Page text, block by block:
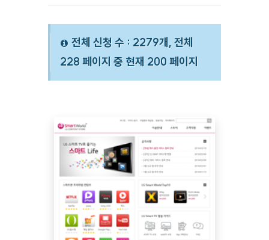
전체 신청 수 : 2279개, 전체
228 페이지 중 현재 200 페이지